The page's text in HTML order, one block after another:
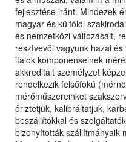
fejlesztése iránt. Mindezek
magyar és külföldi
és nemzetközi változásait,
résztvevői vagyunk hazai
italok komponenseinek
akkreditált személyzet
rendelkezik felsőfokú
mérőműszereinket
őriztetjük, kalibráltatjuk,
beszállítókkal és
bizonyították szállítmányaik